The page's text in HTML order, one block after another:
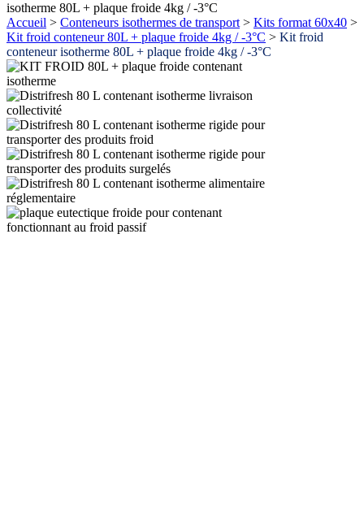
isotherme 80L + plaque froide 4kg / -3°C
Accueil > Conteneurs isothermes de transport > Kits format 60x40 >
Kit froid conteneur 80L + plaque froide 4kg / -3°C > Kit froid
conteneur isotherme 80L + plaque froide 4kg / -3°C